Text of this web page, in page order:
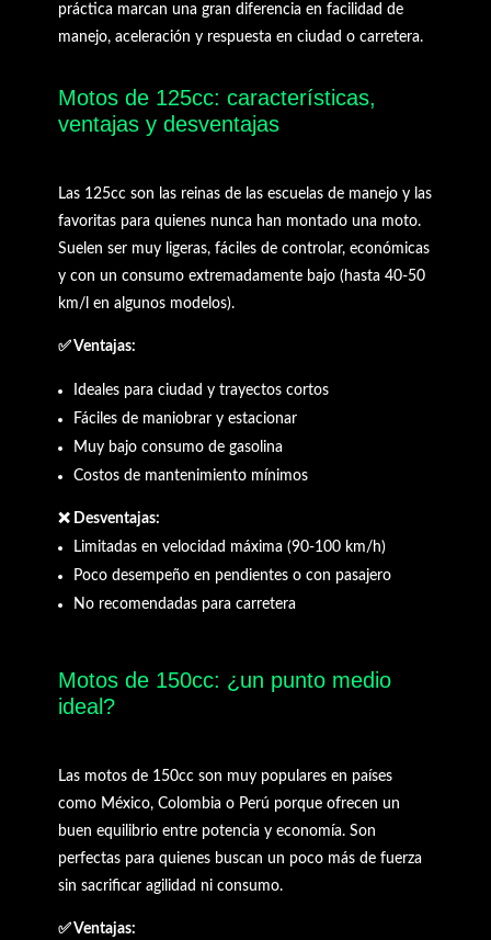
práctica marcan una gran diferencia en facilidad de
manejo, aceleración y respuesta en ciudad o carretera.
Motos de 125cc: características,
ventajas y desventajas
Las 125cc son las reinas de las escuelas de manejo y las
favoritas para quienes nunca han montado una moto.
Suelen ser muy ligeras, fáciles de controlar, económicas
y con un consumo extremadamente bajo (hasta 40-50
km/l en algunos modelos).
✅ Ventajas:
Ideales para ciudad y trayectos cortos
Fáciles de maniobrar y estacionar
Muy bajo consumo de gasolina
Costos de mantenimiento mínimos
❌ Desventajas:
Limitadas en velocidad máxima (90-100 km/h)
Poco desempeño en pendientes o con pasajero
No recomendadas para carretera
Motos de 150cc: ¿un punto medio
ideal?
Las motos de 150cc son muy populares en países
como México, Colombia o Perú porque ofrecen un
buen equilibrio entre potencia y economía. Son
perfectas para quienes buscan un poco más de fuerza
sin sacrificar agilidad ni consumo.
✅ Ventajas: